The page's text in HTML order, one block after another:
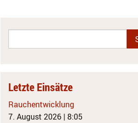
Letzte Einsätze
Rauchentwicklung
7. August 2026 | 8:05